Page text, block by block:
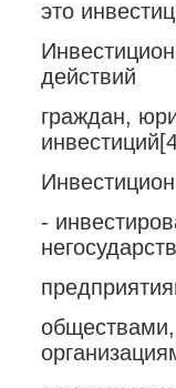
это
действий
граждан,
-